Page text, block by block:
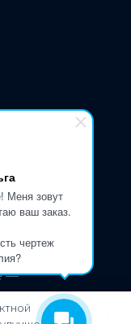
Меня зовут
ваш заказ.
чертеж
—